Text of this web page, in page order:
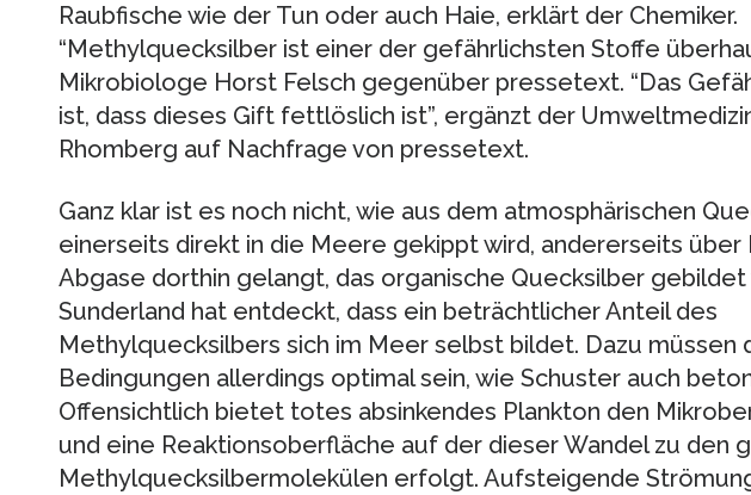
Raubfische wie der Tun oder auch Haie, erklärt der Chemiker.
“Methylquecksilber ist einer der gefährlichsten Stoffe
Mikrobiologe Horst Felsch gegenüber pressetext. “Das
ist, dass dieses Gift fettlöslich ist”, ergänzt der
Rhomberg auf Nachfrage von pressetext.
Ganz klar ist es noch nicht, wie aus dem atmosphärischen
einerseits direkt in die Meere gekippt wird, andererseits über
Abgase dorthin gelangt, das organische Quecksilber gebildet
Sunderland hat entdeckt, dass ein beträchtlicher Anteil des
Methylquecksilbers sich im Meer selbst bildet. Dazu müssen
Bedingungen allerdings optimal sein, wie Schuster auch
Offensichtlich bietet totes absinkendes Plankton den
und eine Reaktionsoberfläche auf der dieser Wandel zu den
Methylquecksilbermolekülen erfolgt. Aufsteigende